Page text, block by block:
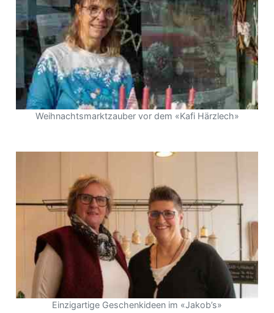
Weihnachtsmarktzauber vor dem «Kafi Härzlech»
Einzigartige Geschenkideen im «Jakob’s»